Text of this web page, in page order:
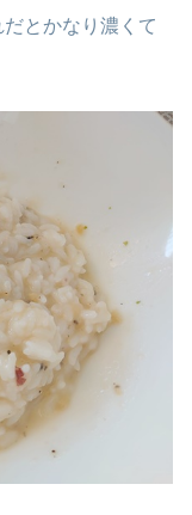
とかなり濃くて